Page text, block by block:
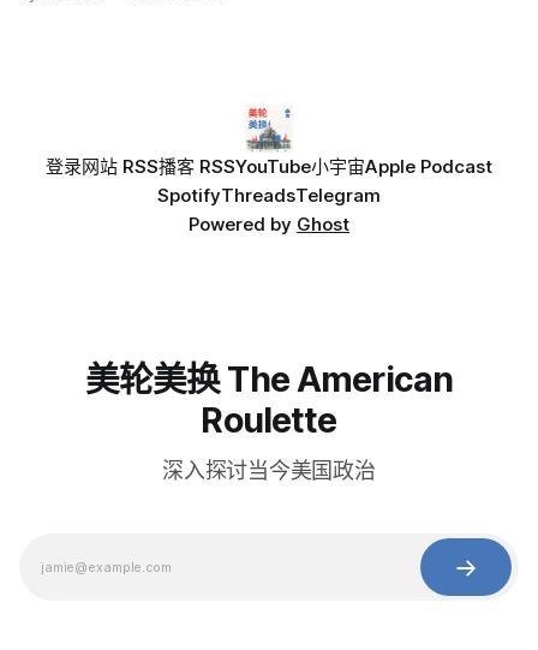
登录网站 RSS播客 RSSYouTube小宇宙Apple Podcast
SpotifyThreadsTelegram
Powered by Ghost
美轮美换 The American
Roulette
深入探讨当今美国政治